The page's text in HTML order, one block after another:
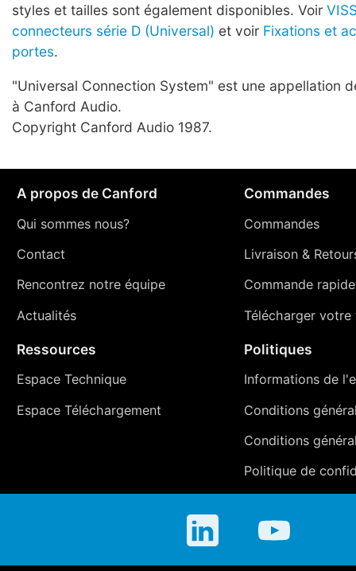
styles et tailles sont également disponibles. Voir
connecteurs série D (Universal) et voir Fixations et
portes.
"Universal Connection System" est une appellation
à Canford Audio.
Copyright Canford Audio 1987.
A propos de Canford
Qui sommes nous?
Contact
Rencontrez notre équipe
Actualités
Commandes
Commandes
Livraison&
Commande rapide
Télécharger votre
Ressources
Espace Technique
Espace Téléchargement
Politiques
Informations de
Conditions
Conditions
Politique de